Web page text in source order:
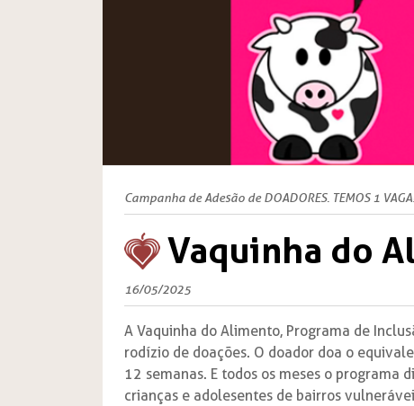
Campanha de Adesão de DOADORES. TEMOS 1
Vaquinha do
16/05/2025
A Vaquinha do Alimento, Programa de
rodízio de doações. O doador doa o
12 semanas. E todos os meses o
crianças e adolesentes de bairros